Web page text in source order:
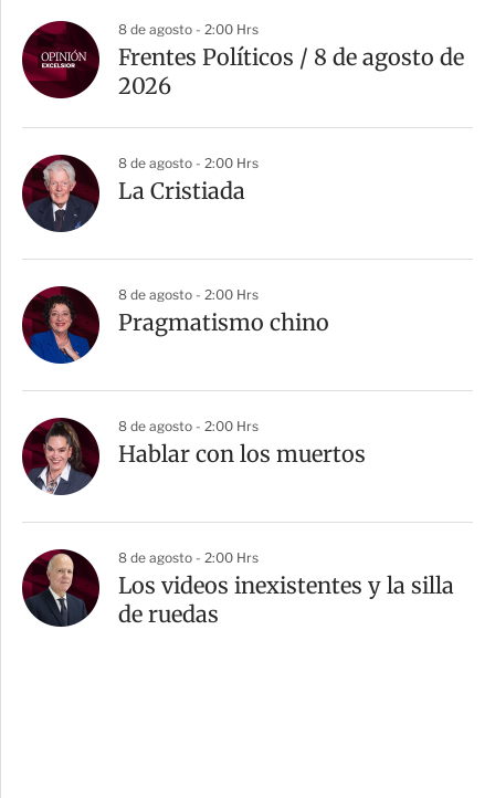
8 de agosto - 2:00 Hrs
Frentes Políticos / 8 de agosto de
2026
8 de agosto - 2:00 Hrs
La Cristiada
8 de agosto - 2:00 Hrs
Pragmatismo chino
8 de agosto - 2:00 Hrs
Hablar con los muertos
8 de agosto - 2:00 Hrs
Los videos inexistentes y la silla
de ruedas